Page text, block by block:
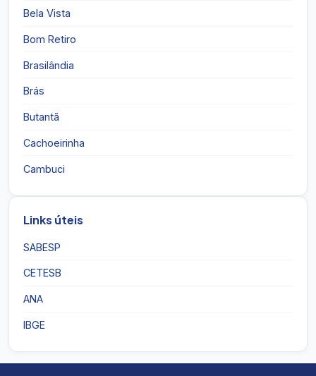
Bela Vista
Bom Retiro
Brasilândia
Brás
Butantã
Cachoeirinha
Cambuci
Links úteis
SABESP
CETESB
ANA
IBGE